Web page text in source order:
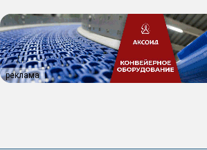
реклама